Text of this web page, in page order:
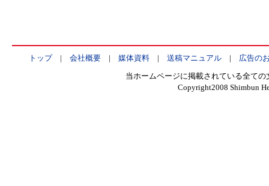
トップ| 会社概要| 媒体資料| 送稿マニュアル| 広告の
当ホームページに掲載されている全て
Copyright2008 Shimbun